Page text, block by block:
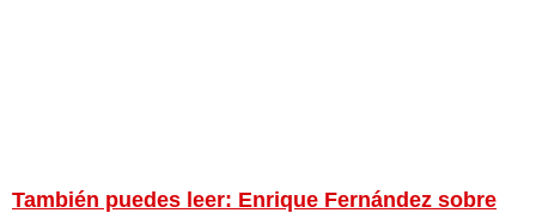
También puedes leer: Enrique Fernández sobre